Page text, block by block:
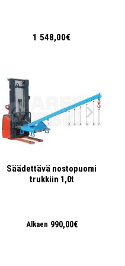
1 548,00€
Säädettävä nostopuomi
trukkiin 1,0t
Alkaen 990,00€